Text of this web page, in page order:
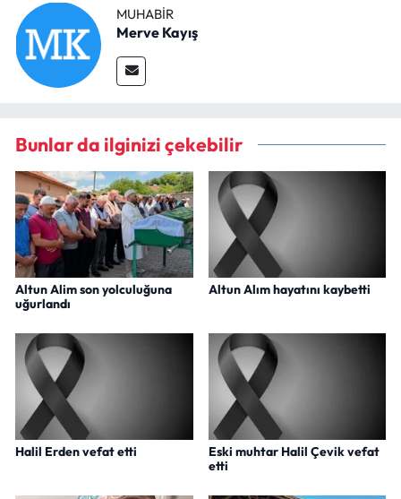
MUHABIR
Merve Kayış
Bunlar da ilginizi çekebilir
Altun Alim son yolculuğuna
uğurlandı
Altun Alım hayatını kaybetti
Halil Erden vefat etti
Eski muhtar Halil Çevik vefat
etti